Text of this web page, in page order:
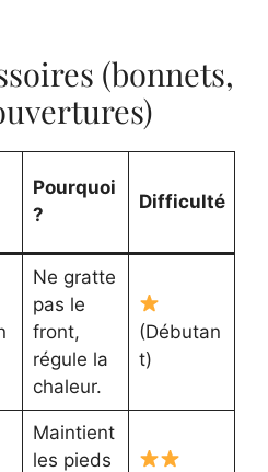
(bonnets,
Pourquoi
?
Difficulté
Ne gratte
pas le
front,
régule la
chaleur.
(Débutan
t)
Maintient
les pieds